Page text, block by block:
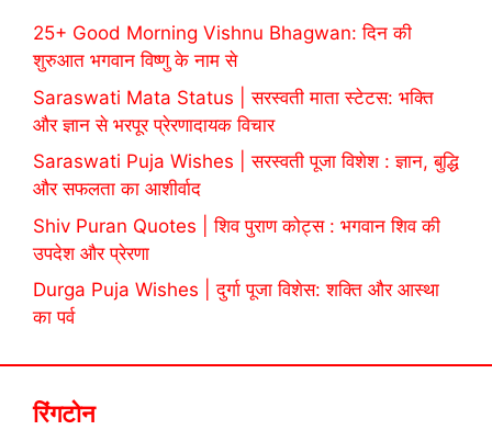
25+ Good Morning Vishnu Bhagwan: दिन की
शुरुआत भगवान विष्णु के नाम से
Saraswati Mata Status | सरस्वती माता स्टेटस: भक्ति
और ज्ञान से भरपूर प्रेरणादायक विचार
Saraswati Puja Wishes | सरस्वती पूजा विशेश : ज्ञान, बुद्धि
और सफलता का आशीर्वाद
Shiv Puran Quotes | शिव पुराण कोट्स : भगवान शिव की
उपदेश और प्रेरणा
Durga Puja Wishes | दुर्गा पूजा विशेस: शक्ति और आस्था
का पर्व
रिंगटोन